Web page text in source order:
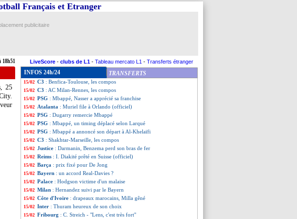
18h51
Français et Etranger
publicitaire
LiveScore - clubs de L1 - Tableau mercato L1 - Transferts étranger
25
INFOS 24h/24 TRANSFERTS
15/02 OM: le discours cash d'Aubameyang !
15/02 OM: Gattuso voit le nul comme une défaite
15/02 Corée du Sud: les excuses de Lee
15/02 C3: Lens-Fribourg, les compos
15/02 C3 : Benfica-Toulouse, les compos
15/02 C3 : AC Milan-Rennes, les compos
15/02 PSG : Mbappé, Nasser a apprécié sa franchise
15/02 Atalanta : Muriel file à Orlando (officiel)
15/02 PSG : Dugarry remercie Mbappé
15/02 PSG : Mbappé, un timing déplacé selon Larqué
15/02 PSG : Mbappé a annoncé son départ à Al-Khelaïfi
15/02 C3 : Shakhtar-Marseille, les compos
15/02 Justice : Darmanin, Benzema perd son bras de fer
15/02 Reims : I. Diakité prêté en Suisse (officiel)
15/02 Barça : prix fixé pour De Jong
15/02 Bayern : un accord Real-Davies ?
15/02 Palace : Hodgson victime d'un malaise
15/02 Milan : Hernandez suivi par le Bayern
15/02 Côte d'Ivoire : drapeaux marocains, Milla gêné
15/02 Inter : Thuram heureux de son choix
15/02 Fribourg : C. Streich - "Lens, c'est très fort"